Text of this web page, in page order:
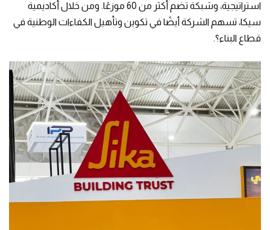
استراتيجية، وشبكة تضم أكثر من 60 موزعًا. ومن خلال أكاديمية
سيكا، تسهم الشركة أيضًا في تكوين وتأهيل الكفاءات الوطنية في
قطاع البناء؟.